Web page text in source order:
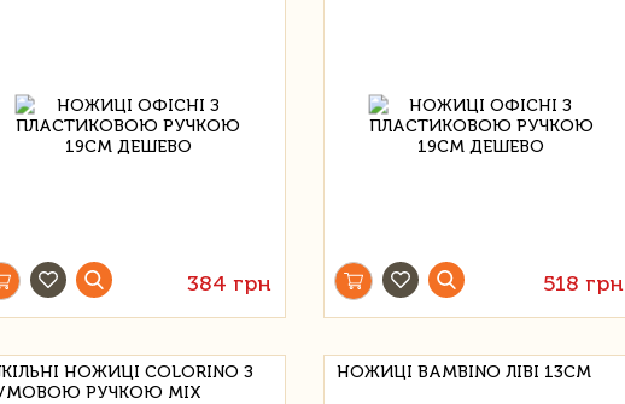
384 грн 518 грн
НОЖИЦІ COLORINO З
РУЧКОЮ MIX
НОЖИЦІ BAMBINO ЛІВІ 13СМ